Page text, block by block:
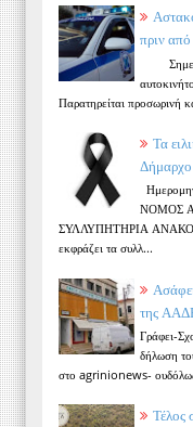
πριν
Παρατηρείται προσωρινή
Τα
ΝΟΜΟΣ
ΣΥΛΛΥΠΗΤΗΡΙΑ
εκφράζει τα συλλ...
της
Γράφει-
δήλωση
στο agrinionews-
Τέλος